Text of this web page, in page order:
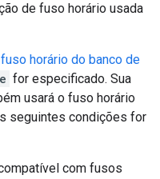
de fuso horário usada
fuso horário do banco de
for especificado. Sua
usará o fuso horário
seguintes condições for
com fusos